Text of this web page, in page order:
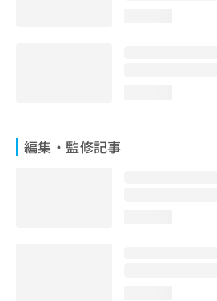
編集・監修記事